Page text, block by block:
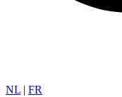
NL | FR